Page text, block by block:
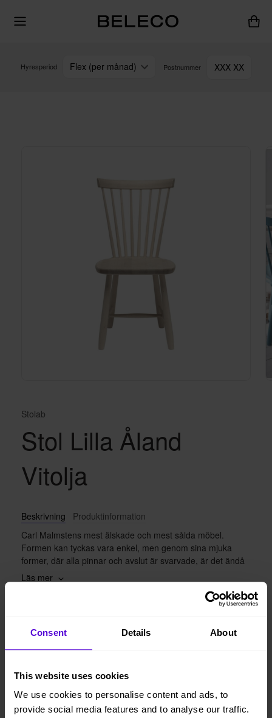
Consent Details About
This website uses cookies
We use cookies to personalise content and ads, to
provide social media features and to analyse our traffic.
Hyresperiod Flex (per månad) Postnummer XXX XX
Stolab
Stol Lilla Åland
Vitolja
Beskrivning
Produktinformation
Carl Malmstens mest älskade och mest sålda möbel.
Formen kan tyckas vara enkel, men genom sina mjuka
former, där alla pinnar och avslut är svarvade, är det ändå
en mycket bearbetad stol. Välkommen att slå dig ner i en
svensk möbelklassiker.
Läs mer
93 kr/mån
Lägg i varukorgen